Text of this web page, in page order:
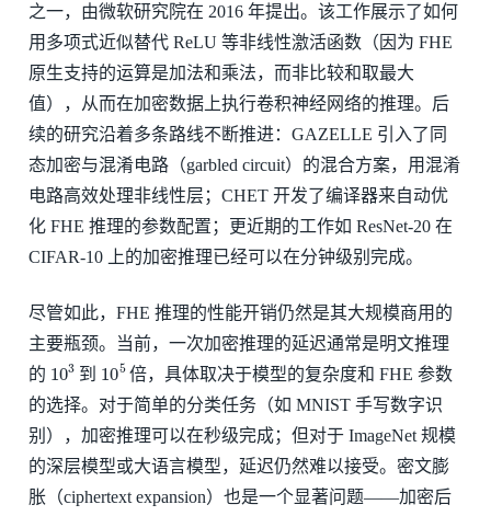
之一，由微软研究院在 2016 年提出。该工作展示了如何
用多项式近似替代 ReLU 等非线性激活函数（因为 FHE
原生支持的运算是加法和乘法，而非比较和取最大
值），从而在加密数据上执行卷积神经网络的推理。后
续的研究沿着多条路线不断推进：GAZELLE 引入了同
态加密与混淆电路（garbled circuit）的混合方案，用混淆
电路高效处理非线性层；CHET 开发了编译器来自动优
化 FHE 推理的参数配置；更近期的工作如 ResNet-20 在
CIFAR-10 上的加密推理已经可以在分钟级别完成。
尽管如此，FHE 推理的性能开销仍然是其大规模商用的
主要瓶颈。当前，一次加密推理的延迟通常是明文推理
的 103 到 105倍，具体取决于模型的复杂度和 FHE 参数
的选择。对于简单的分类任务（如 MNIST 手写数字识
别），加密推理可以在秒级完成；但对于 ImageNet 规模
的深层模型或大语言模型，延迟仍然难以接受。密文膨
胀（ciphertext expansion）也是一个显著问题——加密后